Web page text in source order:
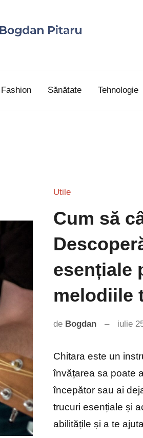
Pitaru
personal
Fashion Sănătate Tehnologie
Utile
Cum să
esențiale
melodiile
de Bogdan iulie
Chitara este un
învățarea sa poate
începător sau ai
trucuri esențiale și
abilitățile și a te